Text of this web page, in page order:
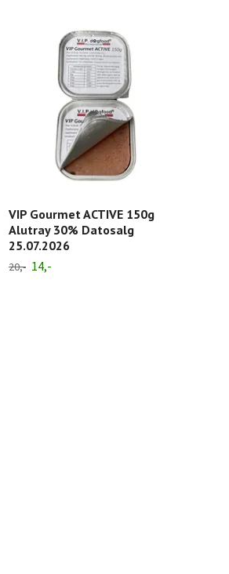
VIP Gourmet ACTIVE 150g
Alutray 30% Datosalg
25.07.2026
20,- 14,-